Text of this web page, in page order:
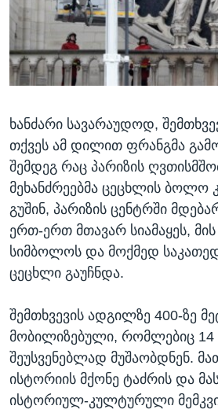
ᲡᲢᲣᲓᲘᲐ ᲕᲐᲨᲘᲜᲒᲢᲝᲜᲘ
ᲔᲙᲝᲜᲝᲛᲘᲙᲐ
ᲯᲐᲜᲛᲠᲗᲔᲚᲝᲑᲐ
ᲛᲔᲪᲜᲘᲔᲠᲔᲑᲐ
ᲙᲣᲚᲢᲣᲠᲐ
ᲒᲐᲚᲘᲚᲔᲝ
ᲓᲔᲖᲘᲜᲤᲝᲠᲛᲐᲪᲘᲐ
Learning English
ᲗᲕᲐᲚᲘ ᲒᲕᲐᲓᲔᲕᲜᲔᲗ
ენები
ხანძარი სავარაუდოდ,
თქვეს ამ დილით ფრანგმა
შემდეგ რაც პარიზის
მეხანძრეებმა ცეცხლის ბოლო
გუშინ, პარიზის ცენტრში
ერთ-ერთ მთავარ სიამაყეს,
სიმბოლოს და მოქმედ
ცეცხლი გაუჩნდა.
შემთხვევის ადგილზე 400-ზე
მობილიზებული, რომლებიც 14
შეუსვენებლად მუშაობდნენ.
ისტორიის მქონე ტაძრის და
ისტორიულ-კულტურული